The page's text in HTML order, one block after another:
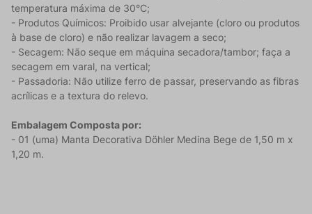
temperatura máxima de 30°C;
- Produtos Químicos: Proibido usar alvejante (cloro ou produtos
à base de cloro) e não realizar lavagem a seco;
- Secagem: Não seque em máquina secadora/tambor; faça a
secagem em varal, na vertical;
- Passadoria: Não utilize ferro de passar, preservando as fibras
acrílicas e a textura do relevo.
Embalagem Composta por:
- 01 (uma) Manta Decorativa Döhler Medina Bege de 1,50 m x
1,20 m.